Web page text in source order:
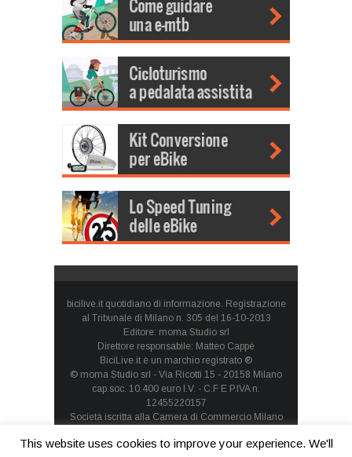
bicilive.it quotidiano di informazione. Registrazione
al Tribunale di Milano n. 305 del 16-10-2013
Editore: moma Studio srl
Direttore responsabile: Matteo Cappè
BiciLive.it è un marchio registrato ®
© moma Studio srl - Via Ricotti 15 - 20158 Milano
cap.soc. 10.400 euro I.V. - C.F E P.IVA n.
12455220157
Società iscritta alla Camera di Commercio Milano
socio unico
This website uses cookies to improve your experience. We'll